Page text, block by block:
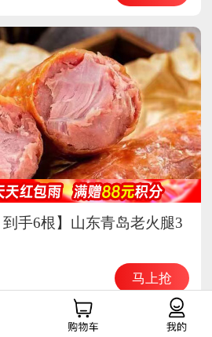
到手6根】山东青岛老火腿3
马上抢